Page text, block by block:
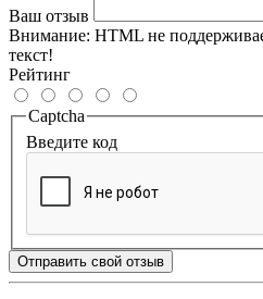
Ваш отзыв
Внимание: HTML не
текст!
Рейтинг
Captcha
Введите код
Отправить свой отзыв